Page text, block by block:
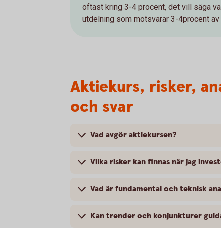
oftast kring 3-4 procent, det vill säga
utdelning som motsvarar 3-4procent
Aktiekurs, risker,
och svar
Vad avgör aktiekursen?
Vilka risker kan finnas när jag
Vad är fundamental och teknisk
Kan trender och konjunkturer